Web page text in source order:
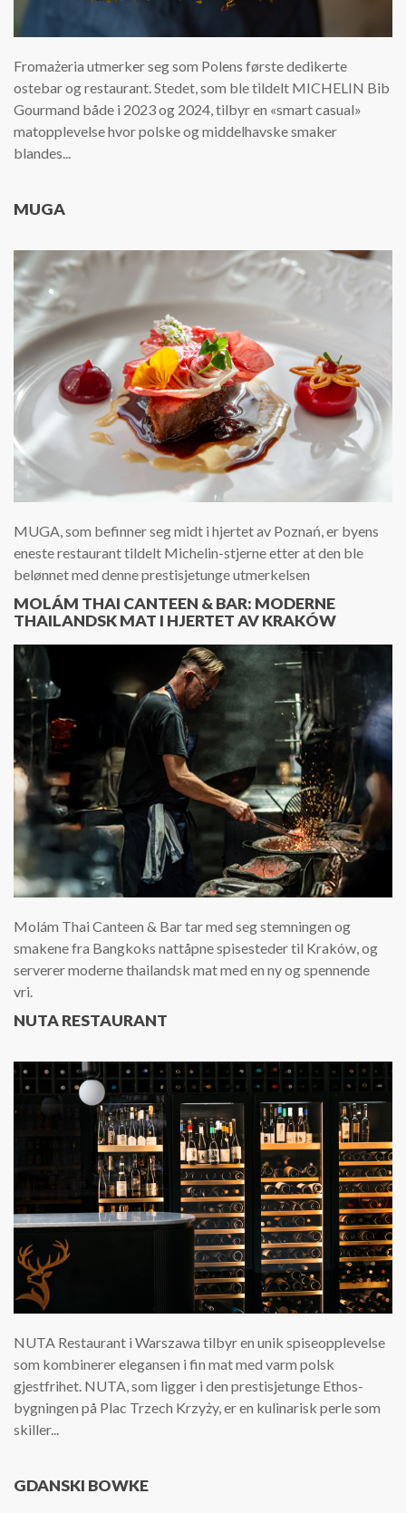
Fromażeria utmerker seg som Polens første dedikerte
ostebar og restaurant. Stedet, som ble tildelt MICHELIN Bib
Gourmand både i 2023 og 2024, tilbyr en «smart casual»
matopplevelse hvor polske og middelhavske smaker
blandes...
MUGA
MUGA, som befinner seg midt i hjertet av Poznań, er byens
eneste restaurant tildelt Michelin-stjerne etter at den ble
belønnet med denne prestisjetunge utmerkelsen
MOLÁM THAI CANTEEN & BAR: MODERNE
THAILANDSK MAT I HJERTET AV KRAKÓW
Molám Thai Canteen & Bar tar med seg stemningen og
smakene fra Bangkoks nattåpne spisesteder til Kraków, og
serverer moderne thailandsk mat med en ny og spennende
vri.
NUTA RESTAURANT
NUTA Restaurant i Warszawa tilbyr en unik spiseopplevelse
som kombinerer elegansen i fin mat med varm polsk
gjestfrihet. NUTA, som ligger i den prestisjetunge Ethos-
bygningen på Plac Trzech Krzyży, er en kulinarisk perle som
skiller...
GDANSKI BOWKE